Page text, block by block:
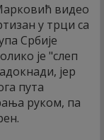
видео
у трци са
Србије
је "слеп
јер
пута
руком, па